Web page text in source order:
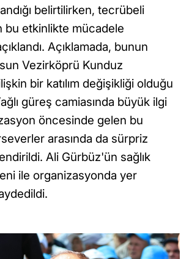
belirtilirken, tecrübeli
bu etkinlikte mücadele
Açıklamada, bunun
Vezirköprü Kunduz
bir katılım değişikliği olduğu
güreş camiasında büyük ilgi
öncesinde gelen bu
arasında da sürpriz
Ali Gürbüz'ün sağlık
ile organizasyonda yer